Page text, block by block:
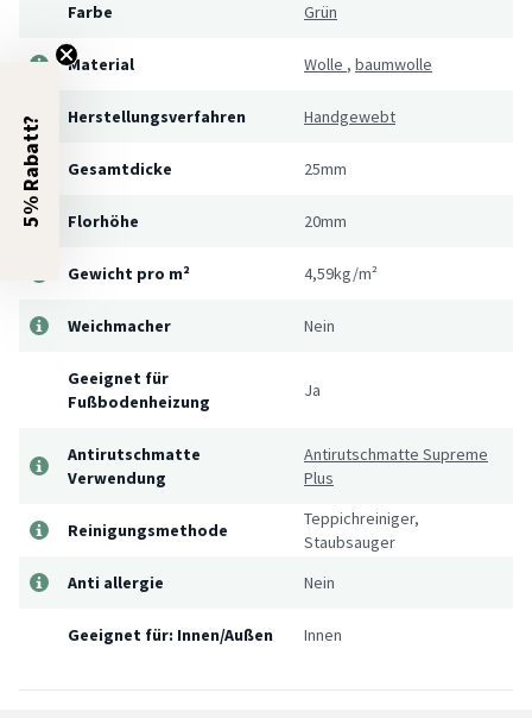
Farbe Grün
Material Wolle , baumwolle
Herstellungsverfahren Handgewebt
Gesamtdicke 25mm
Florhöhe 20mm
Gewicht pro m² 4,59kg/m²
Weichmacher Nein
Geeignet für
Fußbodenheizung
Ja
Antirutschmatte
Verwendung
Antirutschmatte Supreme
Plus
Reinigungsmethode
Teppichreiniger,
Staubsauger
Anti allergie
Nein
Geeignet für: Innen/Außen Innen
5% Rabatt?